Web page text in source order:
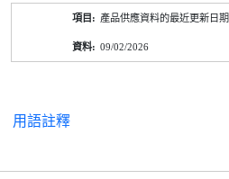
產品供應資料的最近更新日期
09/02/2026
用語註釋